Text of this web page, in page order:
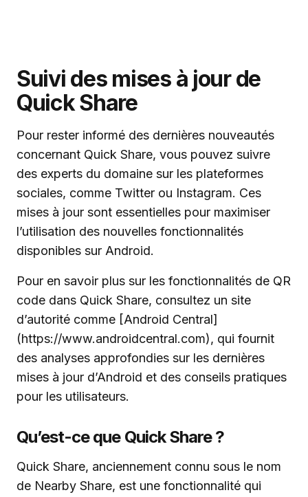
Suivi des mises à jour de
Quick Share
Pour rester informé des dernières nouveautés
concernant Quick Share, vous pouvez suivre
des experts du domaine sur les plateformes
sociales, comme Twitter ou Instagram. Ces
mises à jour sont essentielles pour maximiser
l’utilisation des nouvelles fonctionnalités
disponibles sur Android.
Pour en savoir plus sur les fonctionnalités de QR
code dans Quick Share, consultez un site
d’autorité comme [Android Central]
(https://www.androidcentral.com), qui fournit
des analyses approfondies sur les dernières
mises à jour d’Android et des conseils pratiques
pour les utilisateurs.
Qu’est-ce que Quick Share ?
Quick Share, anciennement connu sous le nom
de Nearby Share, est une fonctionnalité qui